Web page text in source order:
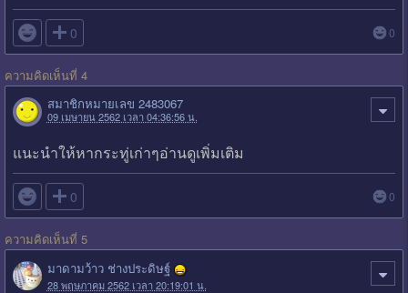
 0 0
ความคิดเห็นที่ 4
สมาชิกหมายเลข 2483067
09 เมษายน 2562 เวลา 04:36:56 น.
แนะนำให้หากระทู่เก่าๆอ่านดูเพิ่มเติม
 0 0
ความคิดเห็นที่ 5
มาดามว้าว ช่างประดิษฐ์
28 พฤษภาคม 2562 เวลา 20:19:01 น.